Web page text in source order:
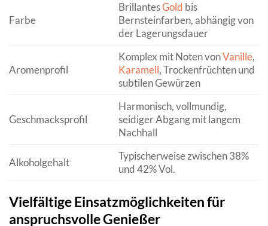
Farbe
BrillantesGold bis
Bernsteinfarben, abhängig von
der Lagerungsdauer
Aromenprofil
Komplex mit Noten vonVanille,
Karamell, Trockenfrüchten und
subtilen Gewürzen
Geschmacksprofil
Harmonisch, vollmundig,
seidiger Abgang mit langem
Nachhall
Alkoholgehalt
Typischerweise zwischen 38%
und 42% Vol.
Vielfältige Einsatzmöglichkeiten für
anspruchsvolle Genießer